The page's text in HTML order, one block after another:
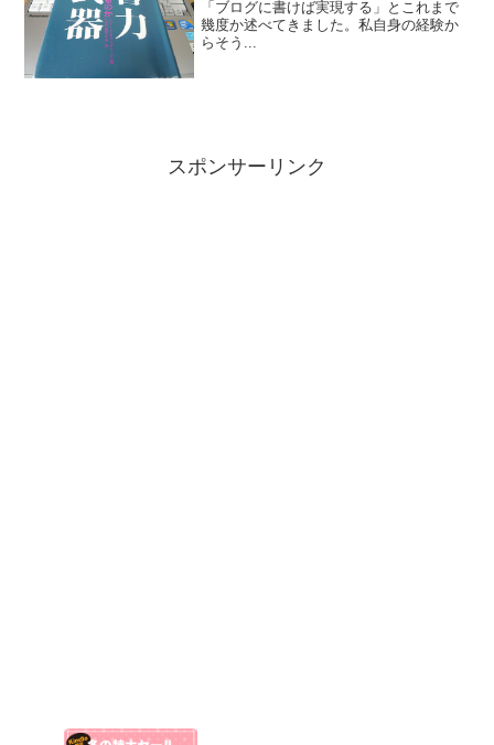
「ブログに書けば実現する」とこれまで
幾度か述べてきました。私自身の経験か
らそう...
スポンサーリンク